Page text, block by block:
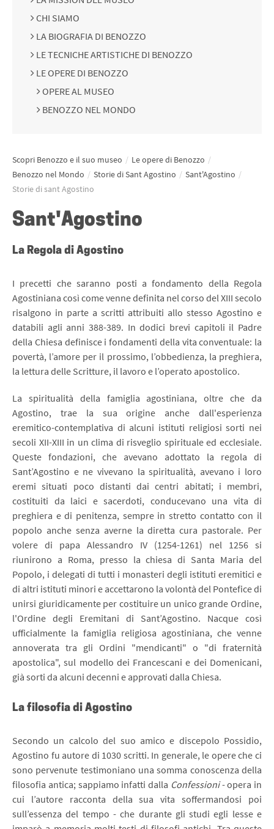
CHI SIAMO
LA BIOGRAFIA DI BENOZZO
LE TECNICHE ARTISTICHE DI BENOZZO
LE OPERE DI BENOZZO
OPERE AL MUSEO
BENOZZO NEL MONDO
Scopri Benozzo e il suo museo / Le opere di Benozzo /
Benozzo nel Mondo / Storie di Sant Agostino / Sant'Agostino /
Storie di sant Agostino
Sant'Agostino
La Regola di Agostino
I precetti che saranno posti a fondamento della Regola
Agostiniana così come venne definita nel corso del XIII secolo
risalgono in parte a scritti attribuiti allo stesso Agostino e
databili agli anni 388-389. In dodici brevi capitoli il Padre
della Chiesa definisce i fondamenti della vita conventuale: la
povertà, l’amore per il prossimo, l’obbedienza, la preghiera,
la lettura delle Scritture, il lavoro e l’operato apostolico.
La spiritualità della famiglia agostiniana, oltre che da
Agostino, trae la sua origine anche dall'esperienza
eremitico-contemplativa di alcuni istituti religiosi sorti nei
secoli XII-XIII in un clima di risveglio spirituale ed ecclesiale.
Queste fondazioni, che avevano adottato la regola di
Sant’Agostino e ne vivevano la spiritualità, avevano i loro
eremi situati poco distanti dai centri abitati; i membri,
costituiti da laici e sacerdoti, conducevano una vita di
preghiera e di penitenza, sempre in stretto contatto con il
popolo anche senza averne la diretta cura pastorale. Per
volere di papa Alessandro IV (1254-1261) nel 1256 si
riunirono a Roma, presso la chiesa di Santa Maria del
Popolo, i delegati di tutti i monasteri degli istituti eremitici e
di altri istituti minori e accettarono la volontà del Pontefice di
unirsi giuridicamente per costituire un unico grande Ordine,
l'Ordine degli Eremitani di Sant’Agostino. Nacque così
ufficialmente la famiglia religiosa agostiniana, che venne
annoverata tra gli Ordini "mendicanti" o "di fraternità
apostolica", sul modello dei Francescani e dei Domenicani,
già sorti da alcuni decenni e approvati dalla Chiesa.
La filosofia di Agostino
Secondo un calcolo del suo amico e discepolo Possidio,
Agostino fu autore di 1030 scritti. In generale, le opere che ci
sono pervenute testimoniano una somma conoscenza della
filosofia antica; sappiamo infatti dalla Confessioni- opera in
cui l’autore racconta della sua vita soffermandosi poi
sull’essenza del tempo - che durante gli studi egli lesse e